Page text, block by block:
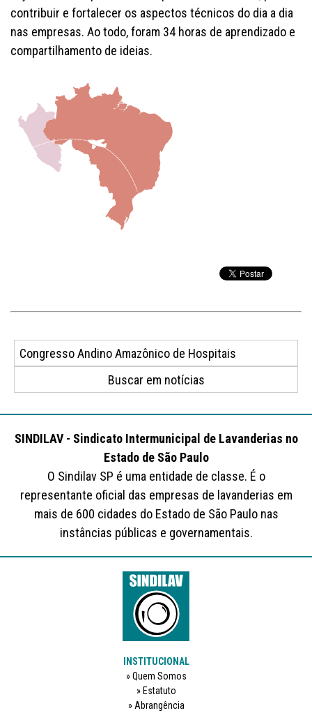
contribuir e fortalecer os aspectos técnicos do dia a dia
nas empresas. Ao todo, foram 34 horas de aprendizado e
compartilhamento de ideias.
SINDILAV - Sindicato Intermunicipal de Lavanderias no
Estado de São Paulo
O Sindilav SP é uma entidade de classe. É o
representante oficial das empresas de lavanderias em
mais de 600 cidades do Estado de São Paulo nas
instâncias públicas e governamentais.
INSTITUCIONAL
Quem Somos
Estatuto
Abrangência